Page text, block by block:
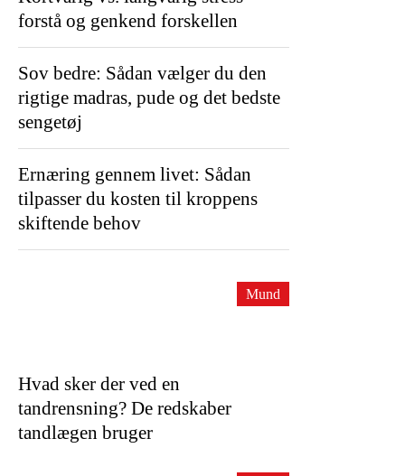
forstå og genkend forskellen
Sov bedre: Sådan vælger du den
rigtige madras, pude og det bedste
sengetøj
Ernæring gennem livet: Sådan
tilpasser du kosten til kroppens
skiftende behov
Hvad sker der ved en
tandrensning? De redskaber
tandlægen bruger
Mund